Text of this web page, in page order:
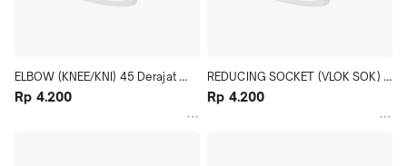
ELBOW (KNEE/KNI) 45 Derajat
PVC WAVIN AW
Rp 4.200
REDUCING SOCKET (VLOK SOK)
PVC WAVIN AW
Rp 4.200